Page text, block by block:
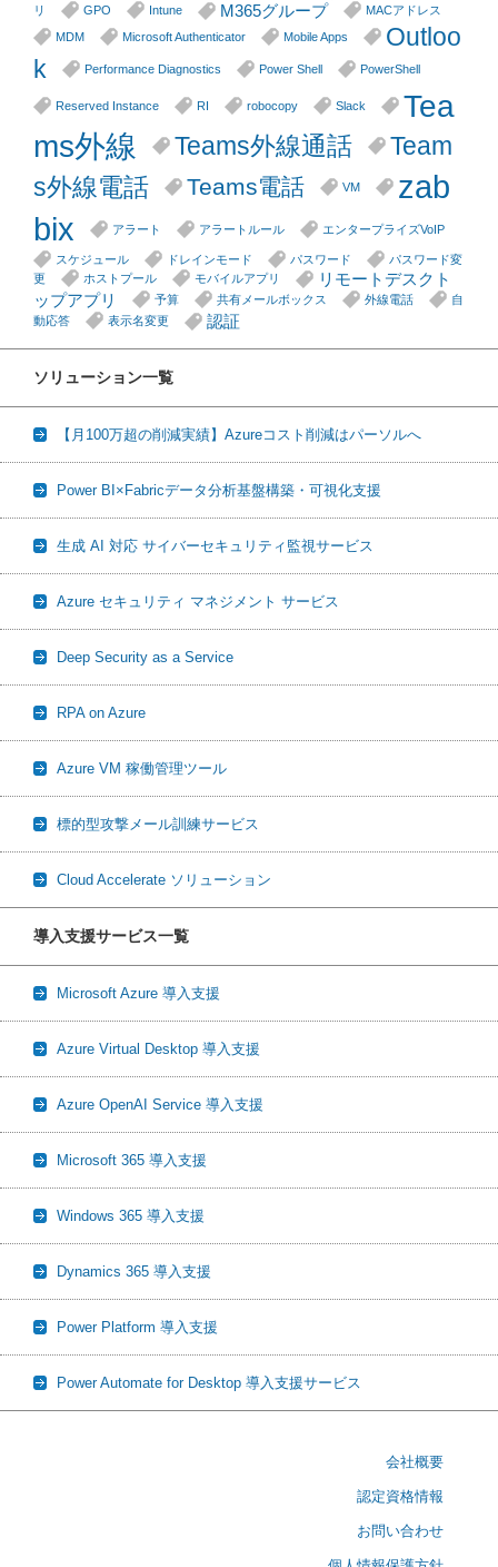
リ
GPO Intune M365グループ
MACアドレス
MDM
Microsoft Authenticator Mobile Apps
Outloo
k
Performance Diagnostics Power Shell PowerShell
Reserved Instance RI robocopy Slack
Tea
ms外線
Teams外線通話
Team
s外線電話
Teams電話 VM
zab
bix
アラート アラートルール エンタープライズVoIP
スケジュール ドレインモード パスワード
パスワード変
更
ホストプール モバイルアプリ
リモートデスクト
ップアプリ
予算 共有メールボックス 外線電話
自
動応答
表示名変更 認証
ソリューション一覧
【月100万超の削減実績】Azureコスト削減はパーソルへ
Power BI×Fabricデータ分析基盤構築・可視化支援
生成 AI 対応 サイバーセキュリティ監視サービス
Azure セキュリティ マネジメント サービス
Deep Security as a Service
RPA on Azure
Azure VM 稼働管理ツール
標的型攻撃メール訓練サービス
Cloud Accelerate ソリューション
導入支援サービス一覧
Microsoft Azure 導入支援
Azure Virtual Desktop 導入支援
Azure OpenAI Service 導入支援
Microsoft 365 導入支援
Windows 365 導入支援
Dynamics 365 導入支援
Power Platform 導入支援
Power Automate for Desktop 導入支援サービス
会社概要
認定資格情報
お問い合わせ